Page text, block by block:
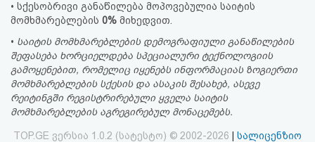
• სქესობრივი განაწილება მოპოვებულია საიტის
მომხმარებლების 0% მიხედვით.
• საიტის მომხმარებლების დემოგრაფიული განაწილების
შეფასება ხორციელდება სპეციალური ტექნოლოგიის
გამოყენებით, რომელიც იყენებს ინფორმაციას ზოგიერთი
მომხმარებლების სქესის და ასაკის შესახებ, ასევე
რეიტინგში რეგისტრირებული ყველა საიტის
მომხმარებლების აგრეგირებულ მონაცემებს.
TOP.GE ვერსია 1.0.2 (სატესტო) © 2002-2026 სალიცენზიო